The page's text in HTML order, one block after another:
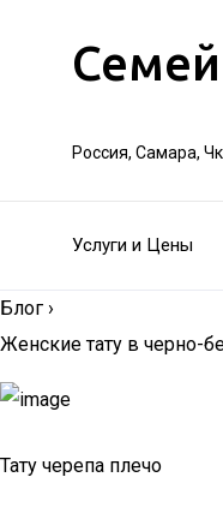
Россия, Самара,
Услуги и Цены
Блог ›
Женские тату в черно-
Тату черепа плечо